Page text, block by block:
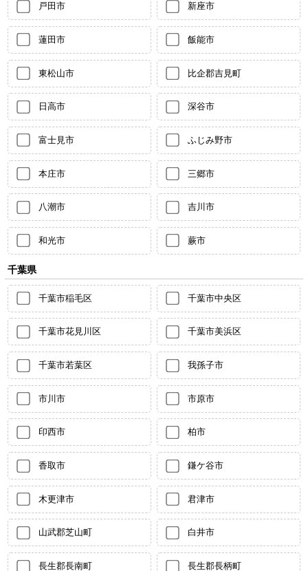
戸田市 新座市
蓮田市 飯能市
東松山市 比企郡吉見町
日高市 深谷市
富士見市 ふじみ野市
本庄市 三郷市
八潮市 吉川市
和光市 蕨市
千葉県
千葉市稲毛区 千葉市中央区
千葉市花見川区 千葉市美浜区
千葉市若葉区 我孫子市
市川市 市原市
印西市 柏市
香取市 鎌ケ谷市
木更津市 君津市
山武郡芝山町 白井市
長生郡長南町 長生郡長柄町